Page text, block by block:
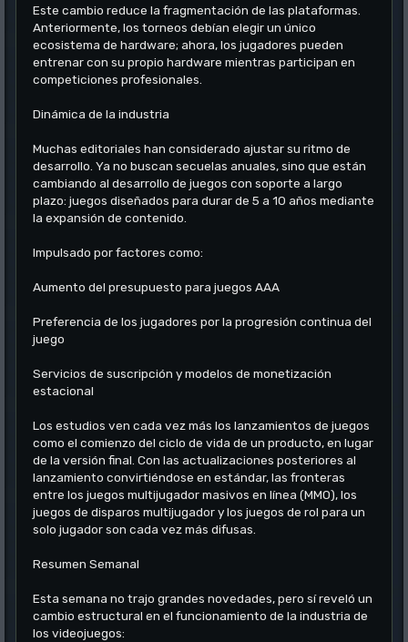
Este cambio reduce la fragmentación de las plataformas.
Anteriormente, los torneos debían elegir un único
ecosistema de hardware; ahora, los jugadores pueden
entrenar con su propio hardware mientras participan en
competiciones profesionales.
Dinámica de la industria
Muchas editoriales han considerado ajustar su ritmo de
desarrollo. Ya no buscan secuelas anuales, sino que están
cambiando al desarrollo de juegos con soporte a largo
plazo: juegos diseñados para durar de 5 a 10 años mediante
la expansión de contenido.
Impulsado por factores como:
Aumento del presupuesto para juegos AAA
Preferencia de los jugadores por la progresión continua del
juego
Servicios de suscripción y modelos de monetización
estacional
Los estudios ven cada vez más los lanzamientos de juegos
como el comienzo del ciclo de vida de un producto, en lugar
de la versión final. Con las actualizaciones posteriores al
lanzamiento convirtiéndose en estándar, las fronteras
entre los juegos multijugador masivos en línea (MMO), los
juegos de disparos multijugador y los juegos de rol para un
solo jugador son cada vez más difusas.
Resumen Semanal
Esta semana no trajo grandes novedades, pero sí reveló un
cambio estructural en el funcionamiento de la industria de
los videojuegos: